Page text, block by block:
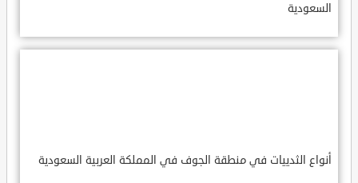
السعودية
أنواع الثدييات في منطقة الجوف في المملكة العربية السعودية